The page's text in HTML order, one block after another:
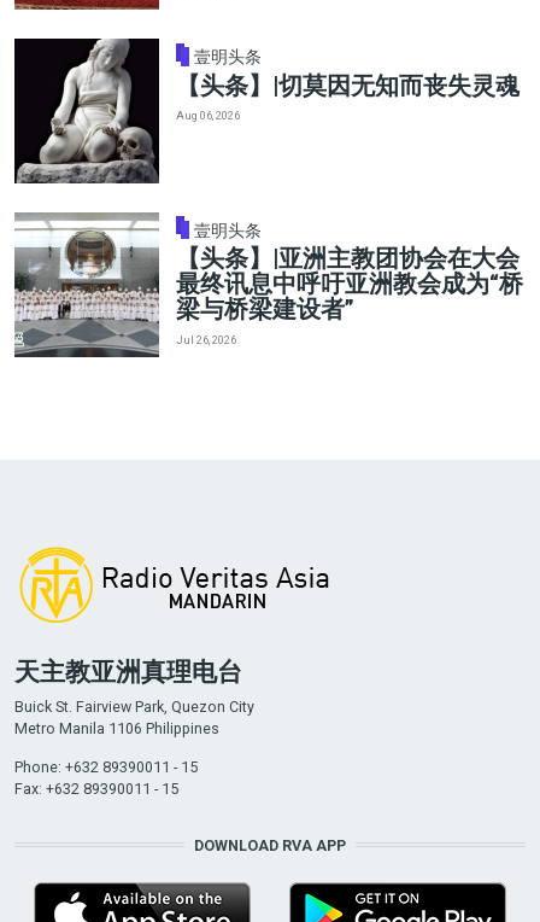
壹明头条
【头条】|切莫因无知而丧失灵魂
Aug 06, 2026
壹明头条
【头条】|亚洲主教团协会在大会
最终讯息中呼吁亚洲教会成为“桥
梁与桥梁建设者”
Jul 26, 2026
天主教亚洲真理电台
Buick St. Fairview Park, Quezon City
Metro Manila 1106 Philippines
Phone: +632 89390011 - 15
Fax: +632 89390011 - 15
DOWNLOAD RVA APP